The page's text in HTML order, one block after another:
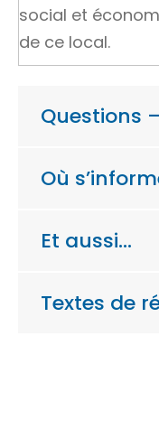
social et
de ce local.
Questions
Où
Et aussi…
Textes de